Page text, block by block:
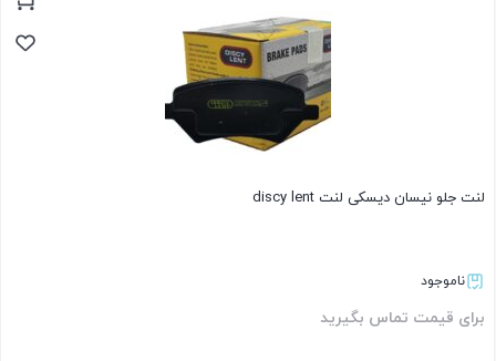
لنت جلو نیسان دیسکی لنت discy lent
ناموجود
برای قیمت تماس بگیرید